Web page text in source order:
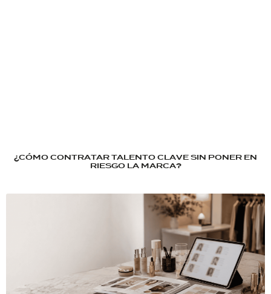
¿CÓMO CONTRATAR TALENTO CLAVE SIN PONER EN
RIESGO LA MARCA?